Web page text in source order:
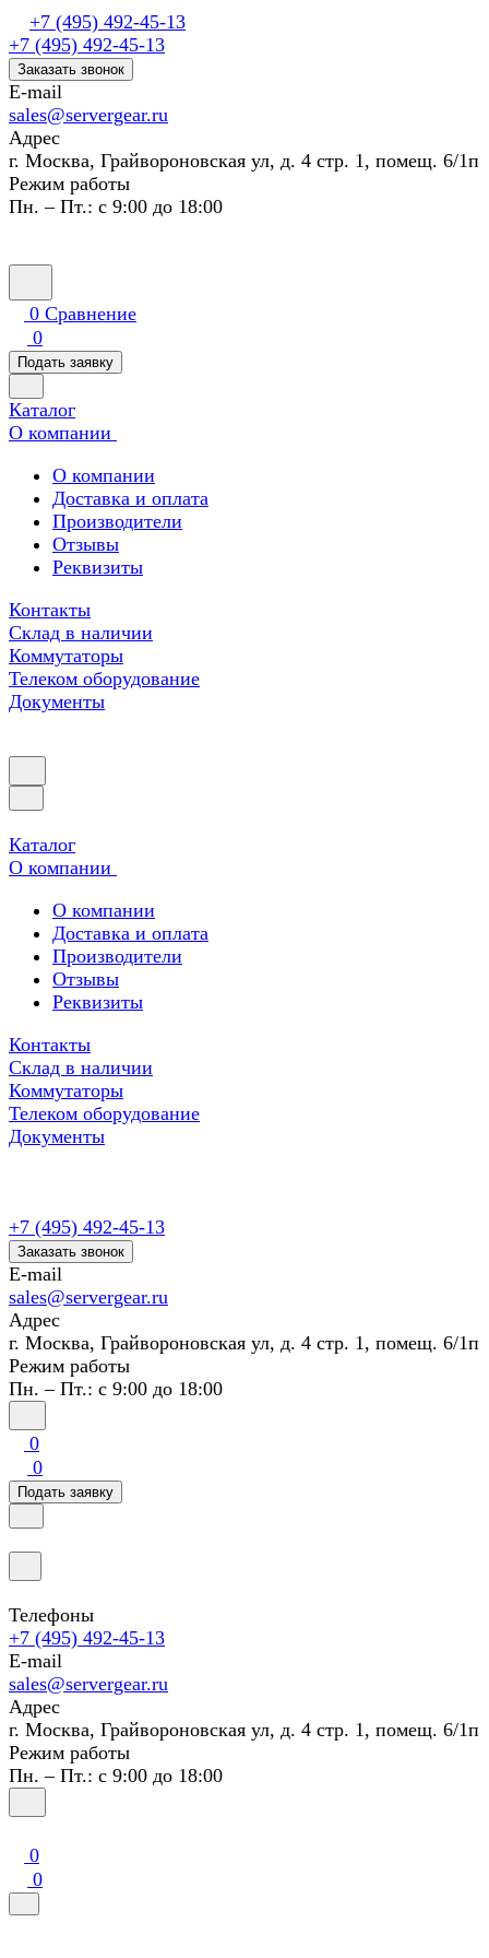
+7 (495) 492-45-13
+7 (495) 492-45-13
Заказать звонок
E-mail
sales@servergear.ru
Адрес
г. Москва, Грайвороновская ул, д. 4 стр. 1, помещ. 6/1п
Режим работы
Пн. – Пт.: с 9:00 до 18:00
0 Сравнение
0
Подать заявку
Каталог
О компании
О компании
Доставка и оплата
Производители
Отзывы
Реквизиты
Контакты
Склад в наличии
Коммутаторы
Телеком оборудование
Документы
Каталог
О компании
О компании
Доставка и оплата
Производители
Отзывы
Реквизиты
Контакты
Склад в наличии
Коммутаторы
Телеком оборудование
Документы
+7 (495) 492-45-13
Заказать звонок
E-mail
sales@servergear.ru
Адрес
г. Москва, Грайвороновская ул, д. 4 стр. 1, помещ. 6/1п
Режим работы
Пн. – Пт.: с 9:00 до 18:00
0
0
Подать заявку
Телефоны
+7 (495) 492-45-13
E-mail
sales@servergear.ru
Адрес
г. Москва, Грайвороновская ул, д. 4 стр. 1, помещ. 6/1п
Режим работы
Пн. – Пт.: с 9:00 до 18:00
0
0